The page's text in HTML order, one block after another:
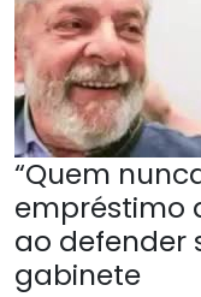
“Quem
empréstimo
ao defender
gabinete